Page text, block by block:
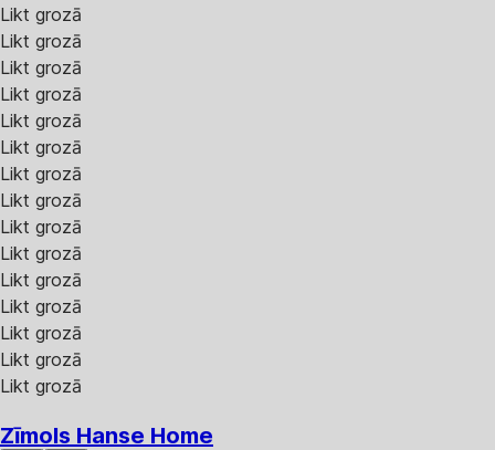
Likt grozā
Likt grozā
Likt grozā
Likt grozā
Likt grozā
Likt grozā
Likt grozā
Likt grozā
Likt grozā
Likt grozā
Likt grozā
Likt grozā
Likt grozā
Likt grozā
Likt grozā
Zīmols Hanse Home